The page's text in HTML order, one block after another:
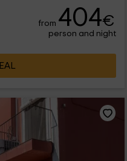
from 404€
person and night